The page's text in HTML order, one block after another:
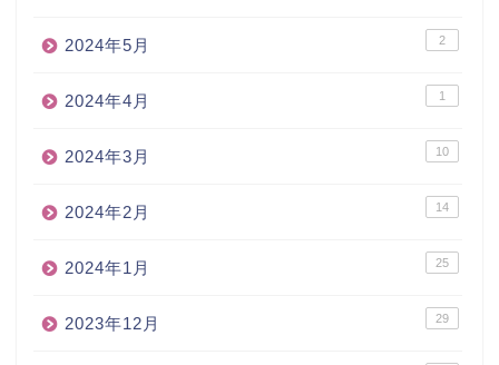
2024年5月 2
2024年4月 1
2024年3月 10
2024年2月 14
2024年1月 25
2023年12月 29